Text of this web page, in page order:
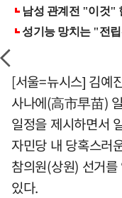
[서울=뉴시스] 김예
사나에(高市早苗)
일정을 제시하면서
자민당 내 당혹스러
참의원(상원) 선거
있다.